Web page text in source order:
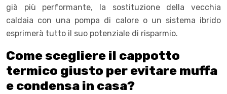
già più performante, la sostituzione della vecchia
caldaia con una pompa di calore o un sistema ibrido
esprimerà tutto il suo potenziale di risparmio.
Come scegliere il cappotto
termico giusto per evitare muffa
e condensa in casa?